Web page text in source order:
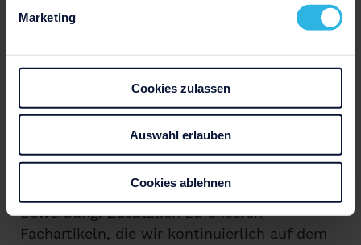
Marketing
Cookies zulassen
Auswahl erlauben
Cookies ablehnen
Wir sind das kreative Team hinter
für alle Themen und Fragen rund um die
Bewerbung. Zusätzlich zu unseren
Fachartikeln, die wir kontinuierlich auf dem